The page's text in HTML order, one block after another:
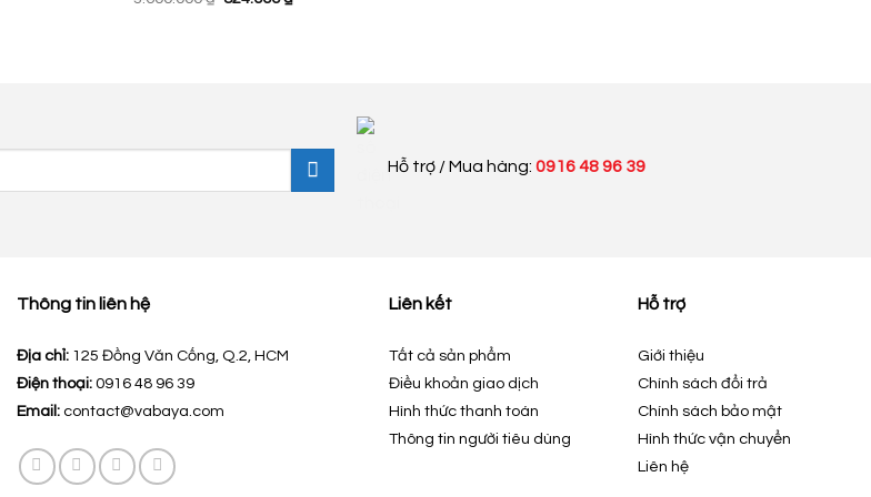
Hỗ trợ / Mua hàng: 0916 48 96 39
Thông tin liên hệ
Địa chỉ: 125 Đồng Văn Cống, Q.2, HCM
Điện thoại: 0916 48 96 39
Email: contact@vabaya.com
Liên kết
Tất cả sản phẩm
Điều khoản giao dịch
Hình thức thanh toán
Thông tin người tiêu dùng
Hỗ trợ
Giới thiệu
Chính sách đổi trả
Chính sách bảo mật
Hình thức vận chuyển
Liên hệ